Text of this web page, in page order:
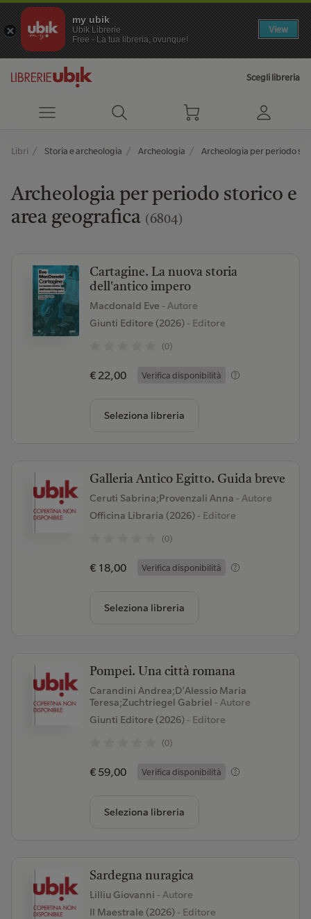
my ubik
Ubik Librerie
Free - La tua libreria, ovunque!
View
Scegli libreria
Libri Storia e archeologia Archeologia Archeologia per periodo
Archeologia per periodo storico e
area geografica (6804)
Cartagine. La nuova storia
dell'antico impero
Macdonald Eve - Autore
Giunti Editore (2026)- Editore
(0)
€ 22,00 Verifica disponibilità
Seleziona libreria
Galleria Antico Egitto. Guida breve
Ceruti Sabrina;Provenzali Anna - Autore
Officina Libraria (2026)- Editore
(0)
€ 18,00 Verifica disponibilità
Seleziona libreria
Pompei. Una città romana
Carandini Andrea;D'Alessio Maria
Teresa;Zuchtriegel Gabriel - Autore
Giunti Editore (2026)- Editore
(0)
€ 59,00 Verifica disponibilità
Seleziona libreria
Sardegna nuragica
Lilliu Giovanni - Autore
Il Maestrale (2026)- Editore